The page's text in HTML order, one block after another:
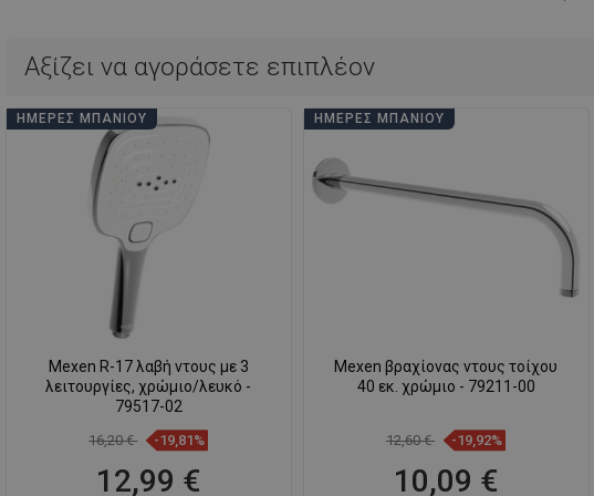
Αξίζει να αγοράσετε επιπλέον
ΗΜΈΡΕΣ ΜΠΆΝΙΟΥ
Mexen R-17 λαβή ντους με 3
λειτουργίες, χρώμιο/λευκό -
79517-02
16,20 € -19,81%
12,99 €
ΗΜΈΡΕΣ ΜΠΆΝΙΟΥ
Mexen βραχίονας ντους τοίχου
40 εκ. χρώμιο - 79211-00
12,60 € -19,92%
10,09 €